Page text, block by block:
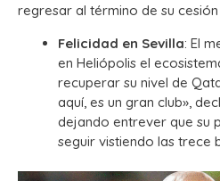
regresar al término de su
Felicidad en Sevilla: El
en Heliópolis el
recuperar su nivel de
aquí, es un gran club»,
dejando entrever que su
seguir vistiendo las trece